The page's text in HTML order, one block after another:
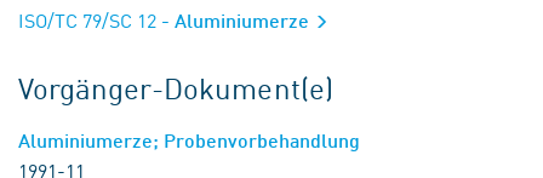
ISO/TC 79/SC 12 - Aluminiumerze
Vorgänger-Dokument(e)
Aluminiumerze; Probenvorbehandlung
1991-11